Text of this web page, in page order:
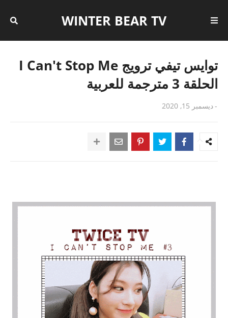
WINTER BEAR TV
توايس تيفي ترويج I Can't Stop Me
الحلقة 3 مترجمة للعربية
-ديسمبر 15, 2020